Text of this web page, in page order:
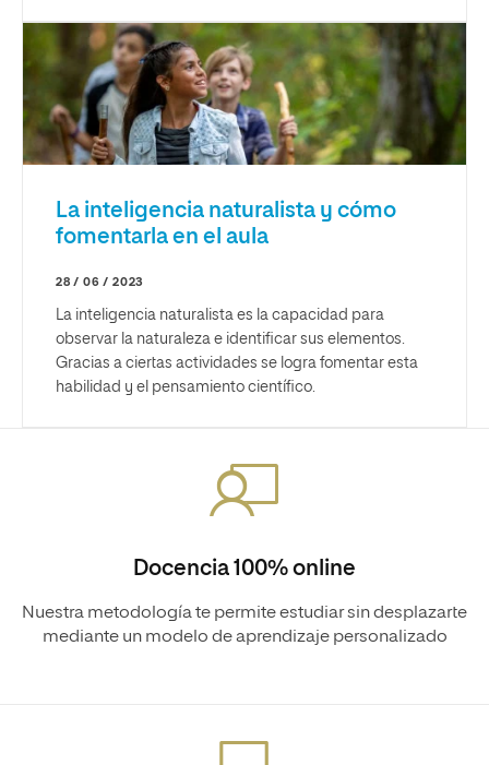
La inteligencia naturalista y cómo
fomentarla en el aula
28 / 06 / 2023
La inteligencia naturalista es la capacidad para
observar la naturaleza e identificar sus elementos.
Gracias a ciertas actividades se logra fomentar esta
habilidad y el pensamiento científico.
Docencia 100% online
Nuestra metodología te permite estudiar sin desplazarte
mediante un modelo de aprendizaje personalizado